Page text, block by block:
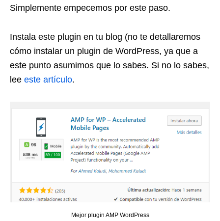
Simplemente empecemos por este paso.
Instala este plugin en tu blog (no te detallaremos
cómo instalar un plugin de WordPress, ya que a
este punto asumimos que lo sabes. Si no lo sabes,
lee este artículo.
Mejor plugin AMP WordPress